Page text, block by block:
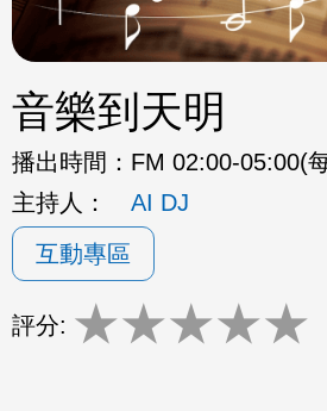
音樂到天明
播出時間： FM 02:00-05:00(
主持人：
AI DJ
互動專區
評分: ★★★★★